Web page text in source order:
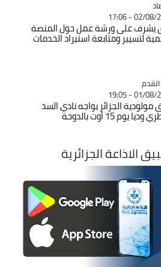
02/08/
يشرف على ورشة عمل حول المنصة
لتسيير ومتابعة استيراد الخدمات
01/08/
مولودية الجزائر يواجه نادي السد
يوم 15 أوت بالدوحة
الجزائرية